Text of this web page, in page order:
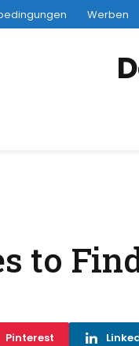
Werben
to
Pinterest